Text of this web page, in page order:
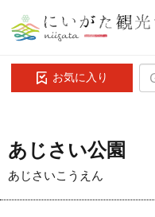
お気に入り
あじさい公園
あじさいこうえん